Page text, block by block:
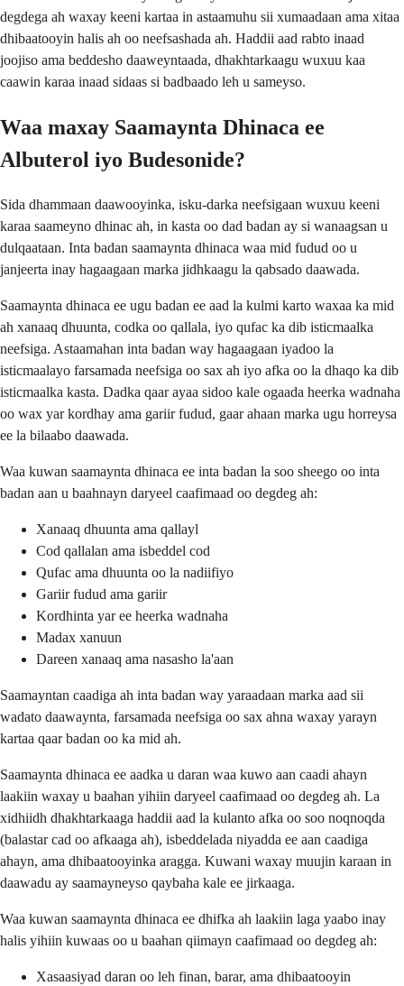
degdega ah waxay keeni kartaa in astaamuhu sii xumaadaan ama xitaa
dhibaatooyin halis ah oo neefsashada ah. Haddii aad rabto inaad
joojiso ama beddesho daaweyntaada, dhakhtarkaagu wuxuu kaa
caawin karaa inaad sidaas si badbaado leh u sameyso.
Waa maxay Saamaynta Dhinaca ee
Albuterol iyo Budesonide?
Sida dhammaan daawooyinka, isku-darka neefsigaan wuxuu keeni
karaa saameyno dhinac ah, in kasta oo dad badan ay si wanaagsan u
dulqaataan. Inta badan saamaynta dhinaca waa mid fudud oo u
janjeerta inay hagaagaan marka jidhkaagu la qabsado daawada.
Saamaynta dhinaca ee ugu badan ee aad la kulmi karto waxaa ka mid
ah xanaaq dhuunta, codka oo qallala, iyo qufac ka dib isticmaalka
neefsiga. Astaamahan inta badan way hagaagaan iyadoo la
isticmaalayo farsamada neefsiga oo sax ah iyo afka oo la dhaqo ka dib
isticmaalka kasta. Dadka qaar ayaa sidoo kale ogaada heerka wadnaha
oo wax yar kordhay ama gariir fudud, gaar ahaan marka ugu horreysa
ee la bilaabo daawada.
Waa kuwan saamaynta dhinaca ee inta badan la soo sheego oo inta
badan aan u baahnayn daryeel caafimaad oo degdeg ah:
Xanaaq dhuunta ama qallayl
Cod qallalan ama isbeddel cod
Qufac ama dhuunta oo la nadiifiyo
Gariir fudud ama gariir
Kordhinta yar ee heerka wadnaha
Madax xanuun
Dareen xanaaq ama nasasho la'aan
Saamayntan caadiga ah inta badan way yaraadaan marka aad sii
wadato daawaynta, farsamada neefsiga oo sax ahna waxay yarayn
kartaa qaar badan oo ka mid ah.
Saamaynta dhinaca ee aadka u daran waa kuwo aan caadi ahayn
laakiin waxay u baahan yihiin daryeel caafimaad oo degdeg ah. La
xidhiidh dhakhtarkaaga haddii aad la kulanto afka oo soo noqnoqda
(balastar cad oo afkaaga ah), isbeddelada niyadda ee aan caadiga
ahayn, ama dhibaatooyinka aragga. Kuwani waxay muujin karaan in
daawadu ay saamayneyso qaybaha kale ee jirkaaga.
Waa kuwan saamaynta dhinaca ee dhifka ah laakiin laga yaabo inay
halis yihiin kuwaas oo u baahan qiimayn caafimaad oo degdeg ah:
Xasaasiyad daran oo leh finan, barar, ama dhibaatooyin